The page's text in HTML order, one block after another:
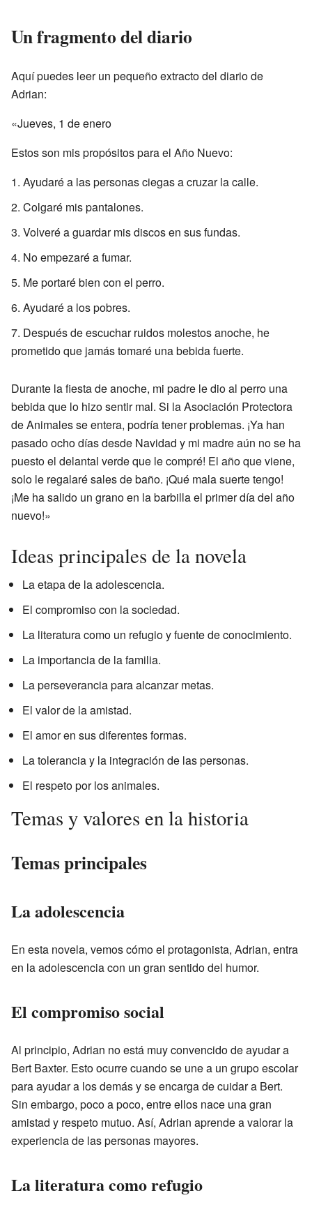
Un fragmento del diario
Aquí puedes leer un pequeño extracto del diario de
Adrian:
«Jueves, 1 de enero
Estos son mis propósitos para el Año Nuevo:
Ayudaré a las personas ciegas a cruzar la calle.
Colgaré mis pantalones.
Volveré a guardar mis discos en sus fundas.
No empezaré a fumar.
Me portaré bien con el perro.
Ayudaré a los pobres.
Después de escuchar ruidos molestos anoche, he
prometido que jamás tomaré una bebida fuerte.
Durante la fiesta de anoche, mi padre le dio al perro una
bebida que lo hizo sentir mal. Si la Asociación Protectora
de Animales se entera, podría tener problemas. ¡Ya han
pasado ocho días desde Navidad y mi madre aún no se ha
puesto el delantal verde que le compré! El año que viene,
solo le regalaré sales de baño. ¡Qué mala suerte tengo!
¡Me ha salido un grano en la barbilla el primer día del año
nuevo!»
Ideas principales de la novela
La etapa de la adolescencia.
El compromiso con la sociedad.
La literatura como un refugio y fuente de conocimiento.
La importancia de la familia.
La perseverancia para alcanzar metas.
El valor de la amistad.
El amor en sus diferentes formas.
La tolerancia y la integración de las personas.
El respeto por los animales.
Temas y valores en la historia
Temas principales
La adolescencia
En esta novela, vemos cómo el protagonista, Adrian, entra
en la adolescencia con un gran sentido del humor.
El compromiso social
Al principio, Adrian no está muy convencido de ayudar a
Bert Baxter. Esto ocurre cuando se une a un grupo escolar
para ayudar a los demás y se encarga de cuidar a Bert.
Sin embargo, poco a poco, entre ellos nace una gran
amistad y respeto mutuo. Así, Adrian aprende a valorar la
experiencia de las personas mayores.
La literatura como refugio